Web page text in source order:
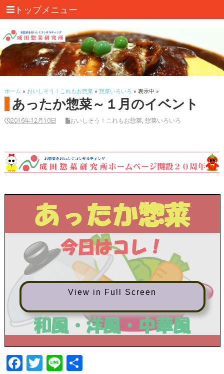
トップメニュー
ホーム » おいしそう！これもお惣菜» 惣菜いろいろ » 表示中 »
あったか惣菜～１月のイベント
2016年12月10日 おいしそう！これもお惣菜, 惣菜いろいろ
View in Full Screen
F T Li 共